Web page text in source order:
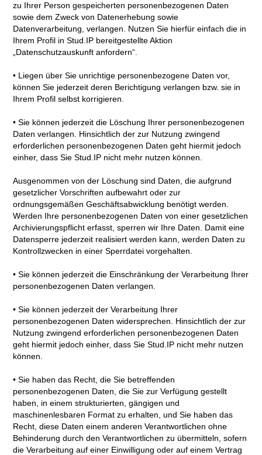
zu Ihrer Person gespeicherten personenbezogenen Daten
sowie dem Zweck von Datenerhebung sowie
Datenverarbeitung, verlangen. Nutzen Sie hierfür einfach die in
Ihrem Profil in Stud.IP bereitgestellte Aktion
„Datenschutzauskunft anfordern“.
• Liegen über Sie unrichtige personenbezogene Daten vor,
können Sie jederzeit deren Berichtigung verlangen bzw. sie in
Ihrem Profil selbst korrigieren.
• Sie können jederzeit die Löschung Ihrer personenbezogenen
Daten verlangen. Hinsichtlich der zur Nutzung zwingend
erforderlichen personenbezogenen Daten geht hiermit jedoch
einher, dass Sie Stud.IP nicht mehr nutzen können.
Ausgenommen von der Löschung sind Daten, die aufgrund
gesetzlicher Vorschriften aufbewahrt oder zur
ordnungsgemäßen Geschäftsabwicklung benötigt werden.
Werden Ihre personenbezogenen Daten von einer gesetzlichen
Archivierungspflicht erfasst, sperren wir Ihre Daten. Damit eine
Datensperre jederzeit realisiert werden kann, werden Daten zu
Kontrollzwecken in einer Sperrdatei vorgehalten.
• Sie können jederzeit die Einschränkung der Verarbeitung Ihrer
personenbezogenen Daten verlangen.
• Sie können jederzeit der Verarbeitung Ihrer
personenbezogenen Daten widersprechen. Hinsichtlich der zur
Nutzung zwingend erforderlichen personenbezogenen Daten
geht hiermit jedoch einher, dass Sie Stud.IP nicht mehr nutzen
können.
• Sie haben das Recht, die Sie betreffenden
personenbezogenen Daten, die Sie zur Verfügung gestellt
haben, in einem strukturierten, gängigen und
maschinenlesbaren Format zu erhalten, und Sie haben das
Recht, diese Daten einem anderen Verantwortlichen ohne
Behinderung durch den Verantwortlichen zu übermitteln, sofern
die Verarbeitung auf einer Einwilligung oder auf einem Vertrag